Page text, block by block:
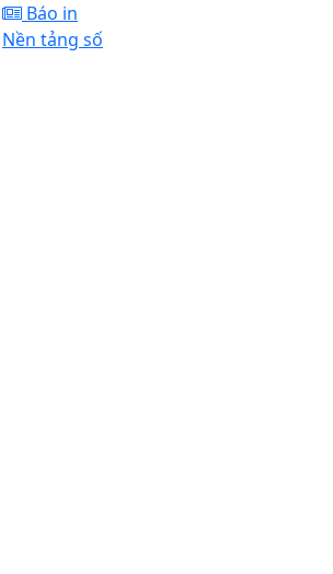
Báo in
Nền tảng số